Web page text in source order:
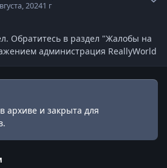
20241 г
Обратитесь в раздел "Жалобы на
администрация ReallyWorld
архиве и закрыта для